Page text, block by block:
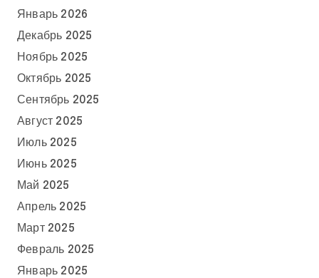
Январь 2026
Декабрь 2025
Ноябрь 2025
Октябрь 2025
Сентябрь 2025
Август 2025
Июль 2025
Июнь 2025
Май 2025
Апрель 2025
Март 2025
Февраль 2025
Январь 2025